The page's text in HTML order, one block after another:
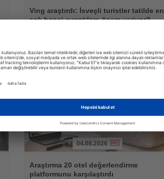
Oku
Ving araştırdı: İsveçli turistler tatilde en
çok hangi ayrıntılara önem veriyor?
Oku
04.08.2026
Araştırma 20 otel değerlendirme
platformunu karşılaştırdı